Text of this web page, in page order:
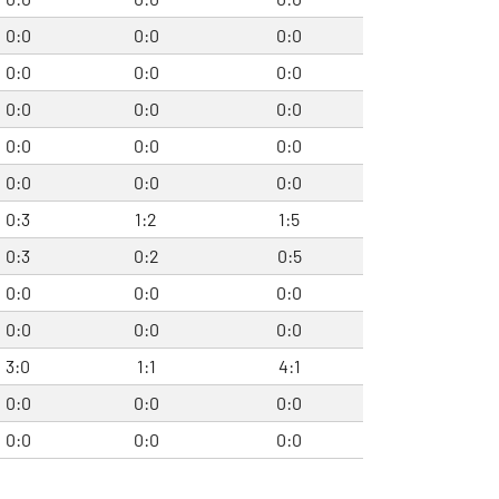
0:0 0:0
0:0
0:0 0:0
0:0
0:0 0:0
0:0
0:0 0:0
0:0
0:0 0:0
0:0
0:3 1:2
1:5
0:3 0:2
0:5
0:0 0:0
0:0
0:0 0:0
0:0
3:0 1:1
4:1
0:0 0:0
0:0
0:0 0:0 0:0